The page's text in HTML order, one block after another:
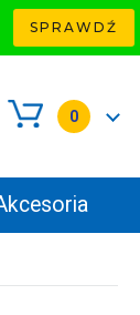
SPRAWDŹ
0